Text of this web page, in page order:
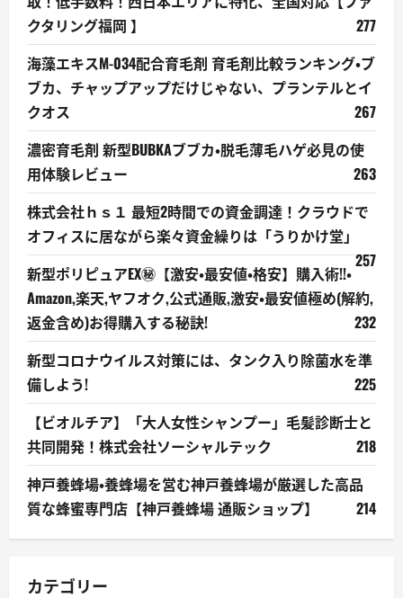
クタリング福岡 】
277
海藻エキスM-034配合育毛剤 育毛剤比較ランキング・ブ
ブカ、チャップアップだけじゃない、プランテルとイ
クオス
267
濃密育毛剤 新型BUBKAブブカ・脱毛薄毛ハゲ必見の使
用体験レビュー
263
株式会社ｈｓ１ 最短2時間での資金調達！クラウドで
オフィスに居ながら楽々資金繰りは「うりかけ堂」
257
新型ポリピュアEX㊙【激安・最安値・格安】購入術!!・
Amazon,楽天,ヤフオク,公式通販,激安・最安値極め(解約,
返金含め)お得購入する秘訣!
232
新型コロナウイルス対策には、タンク入り除菌水を準
備しよう!
225
【ビオルチア】「大人女性シャンプー」毛髪診断士と
共同開発！株式会社ソーシャルテック
218
神戸養蜂場・養蜂場を営む神戸養蜂場が厳選した高品
質な蜂蜜専門店【神戸養蜂場 通販ショップ】
214
カテゴリー